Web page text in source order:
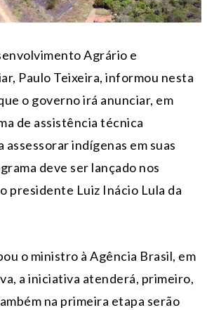
Agrário e
Paulo Teixeira, informou nesta
o governo irá anunciar, em
de assistência técnica
assessorar indígenas em suas
deve ser lançado nos
presidente Luiz Inácio Lula da
o ministro à Agência Brasil, em
a iniciativa atenderá, primeiro,
na primeira etapa serão